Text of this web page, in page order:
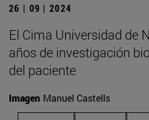
26 | 09 | 2024
El Cima Universidad de
años de investigación
del paciente
Imagen Manuel Castells